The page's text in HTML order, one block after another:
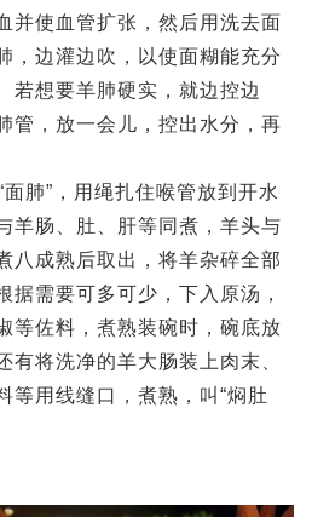
并使血管扩张，然后用洗去面
，边灌边吹，以使面糊能充分
若想要羊肺硬实，就边控边
管，放一会儿，控出水分，再
肺”，用绳扎住喉管放到开水
羊肠、肚、肝等同煮，羊头与
八成熟后取出，将羊杂碎全部
据需要可多可少，下入原汤，
等佐料，煮熟装碗时，碗底放
有将洗净的羊大肠装上肉末、
等用线缝口，煮熟，叫“焖肚